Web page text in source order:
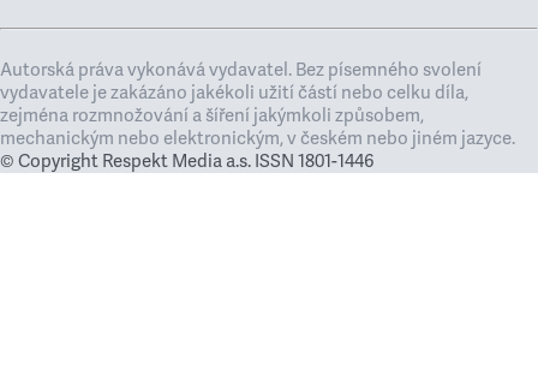
Autorská práva vykonává vydavatel. Bez písemného svolení
vydavatele je zakázáno jakékoli užití částí nebo celku díla,
zejména rozmnožování a šíření jakýmkoli způsobem,
mechanickým nebo elektronickým, v českém nebo jiném jazyce.
© Copyright Respekt Media a.s. ISSN 1801-1446